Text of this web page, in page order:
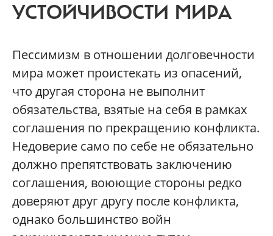
УСТОЙЧИВОСТИ МИРА
Пессимизм в отношении долговечности
мира может проистекать из опасений,
что другая сторона не выполнит
обязательства, взятые на себя в рамках
соглашения по прекращению конфликта.
Недоверие само по себе не обязательно
должно препятствовать заключению
соглашения, воюющие стороны редко
доверяют друг другу после конфликта,
однако большинство войн